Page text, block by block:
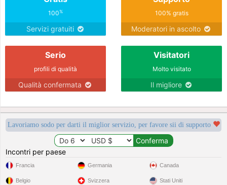
100%
Servizi gratuiti
100% gratis
Moderatori in ascolto
Serio
profili di qualità
Qualità confermata
Visitatori
Molto visitato
Il migliore
Lavoriamo sodo per darti il miglior servizio, per favore sii di supporto
Incontri per paese
Francia
Belgio
Germania
Svizzera
Canada
Stati Uniti